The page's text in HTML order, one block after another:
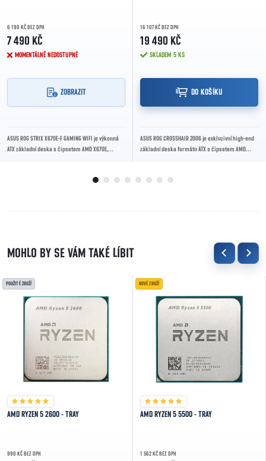
6 190 KČ BEZ DPH
7 490 KČ
MOMENTÁLNĚ NEDOSTUPNÉ
ZOBRAZIT
ASUS ROG STRIX X670E-F GAMING WIFI je výkonná
ATX základní deska s čipsetem AMD X670E,
16 107 KČ BEZ DPH
19 490 KČ
SKLADEM 5 KS
DO KOŠÍKU
ASUS ROG CROSSHAIR 2006 je exkluzivní high-end
základní deska formátu ATX s čipsetem AMD
POUŽITÉ ZBOŽÍ
AMD RYZEN 5 2600 - TRAY
990 KČ BEZ DPH
NOVÉ ZBOŽÍ
AMD RYZEN 5 5500 - TRAY
1 562 KČ BEZ DPH